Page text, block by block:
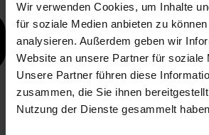
Wir verwenden Cookies, um Inhalte
für soziale Medien anbieten zu
analysieren. Außerdem geben wir
Website an unsere Partner für soziale
Unsere Partner führen diese
zusammen, die Sie ihnen
Nutzung der Dienste gesammelt